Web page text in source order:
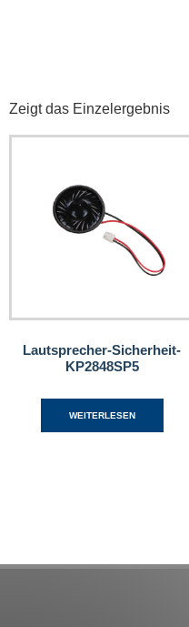
Zeigt das Einzelergebnis
Lautsprecher-Sicherheit-
KP2848SP5
WEITERLESEN